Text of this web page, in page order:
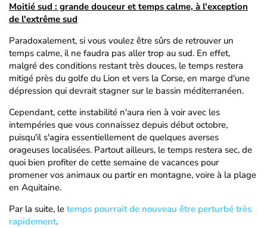
Moitié sud : grande douceur et temps calme, à l'exception
de l'extrême sud
Paradoxalement, si vous voulez être sûrs de retrouver un
temps calme, il ne faudra pas aller trop au sud. En effet,
malgré des conditions restant très douces, le temps restera
mitigé près du golfe du Lion et vers la Corse, en marge d'une
dépression qui devrait stagner sur le bassin méditerranéen.
Cependant, cette instabilité n'aura rien à voir avec les
intempéries que vous connaissez depuis début octobre,
puisqu'il s'agira essentiellement de quelques averses
orageuses localisées. Partout ailleurs, le temps restera sec, de
quoi bien profiter de cette semaine de vacances pour
promener vos animaux ou partir en montagne, voire à la plage
en Aquitaine.
Par la suite, le temps pourrait de nouveau être perturbé très
rapidement.